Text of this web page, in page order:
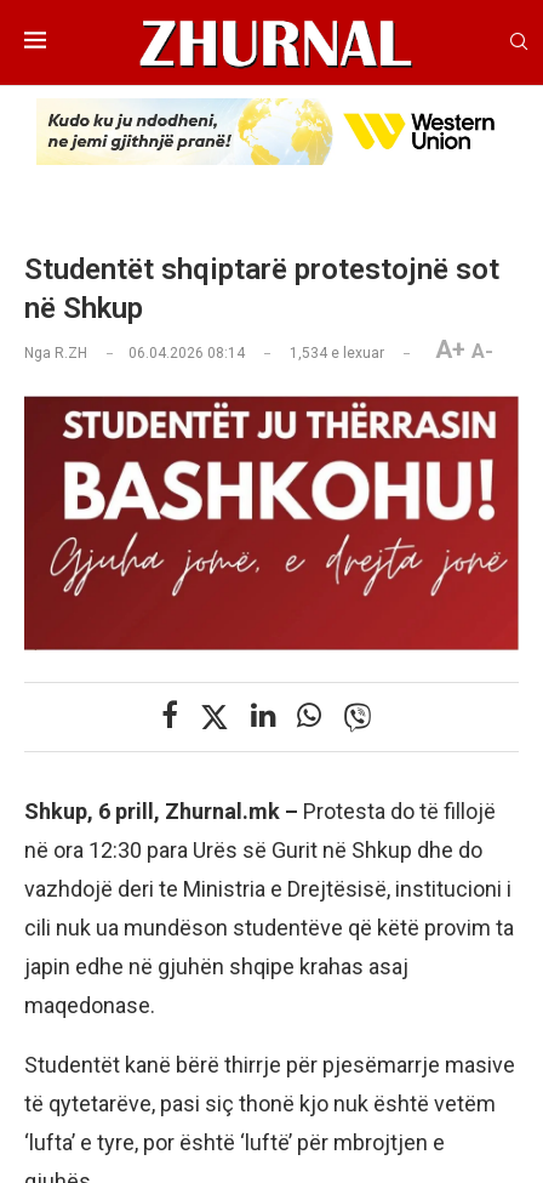
Studentët shqiptarë protestojnë sot
në Shkup
Nga R.ZH 06.04.2026 08:14 1,534 e lexuar A+ A-
Shkup, 6 prill, Zhurnal.mk – Protesta do të fillojë
në ora 12:30 para Urës së Gurit në Shkup dhe do
vazhdojë deri te Ministria e Drejtësisë, institucioni i
cili nuk ua mundëson studentëve që këtë provim ta
japin edhe në gjuhën shqipe krahas asaj
maqedonase.
Studentët kanë bërë thirrje për pjesëmarrje masive
të qytetarëve, pasi siç thonë kjo nuk është vetëm
‘lufta’ e tyre, por është ‘luftë’ për mbrojtjen e